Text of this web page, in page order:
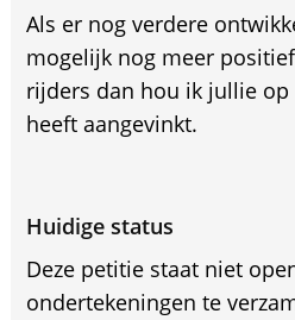
Als er nog verdere
mogelijk nog meer
rijders dan hou ik jullie
heeft aangevinkt.
Huidige status
Deze petitie staat niet
ondertekeningen te